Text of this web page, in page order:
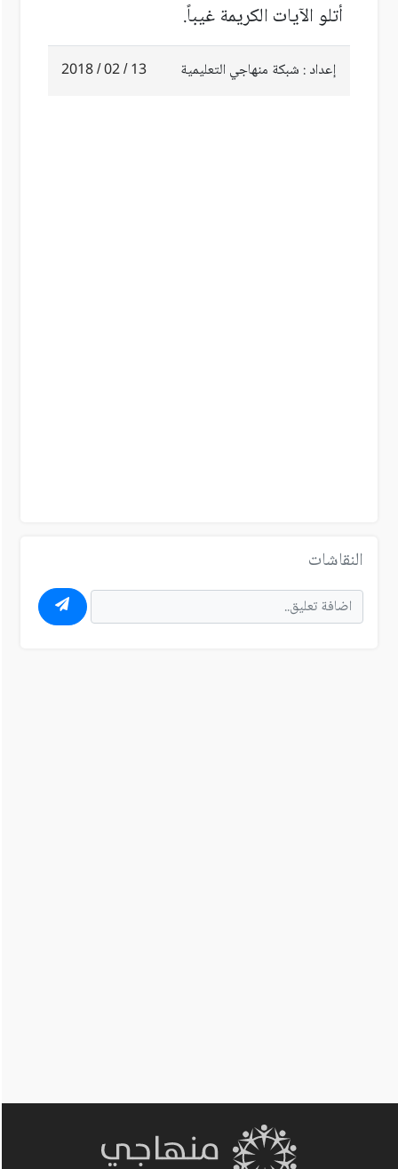
أتلو الآيات الكريمة غيباً.
إعداد : شبكة منهاجي التعليمية 13 / 02 / 2018
النقاشات